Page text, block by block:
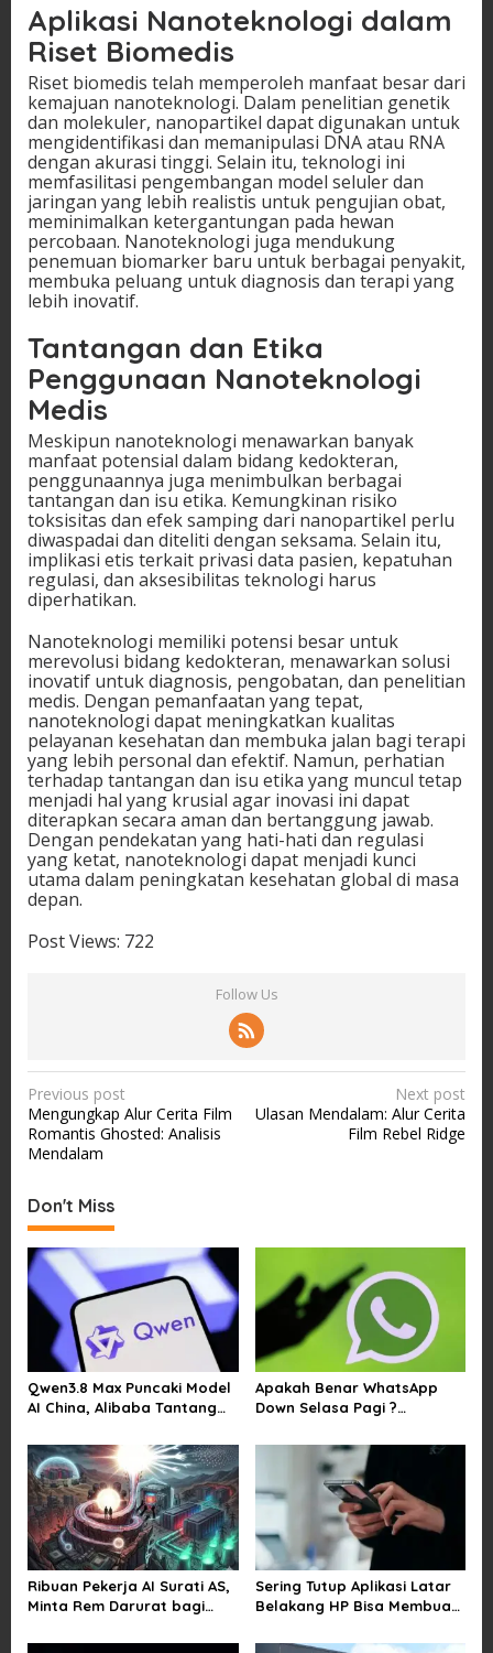
Aplikasi Nanoteknologi dalam
Riset Biomedis
Riset biomedis telah memperoleh manfaat besar dari
kemajuan nanoteknologi. Dalam penelitian genetik
dan molekuler, nanopartikel dapat digunakan untuk
mengidentifikasi dan memanipulasi DNA atau RNA
dengan akurasi tinggi. Selain itu, teknologi ini
memfasilitasi pengembangan model seluler dan
jaringan yang lebih realistis untuk pengujian obat,
meminimalkan ketergantungan pada hewan
percobaan. Nanoteknologi juga mendukung
penemuan biomarker baru untuk berbagai penyakit,
membuka peluang untuk diagnosis dan terapi yang
lebih inovatif.
Tantangan dan Etika
Penggunaan Nanoteknologi
Medis
Meskipun nanoteknologi menawarkan banyak
manfaat potensial dalam bidang kedokteran,
penggunaannya juga menimbulkan berbagai
tantangan dan isu etika. Kemungkinan risiko
toksisitas dan efek samping dari nanopartikel perlu
diwaspadai dan diteliti dengan seksama. Selain itu,
implikasi etis terkait privasi data pasien, kepatuhan
regulasi, dan aksesibilitas teknologi harus
diperhatikan.
Nanoteknologi memiliki potensi besar untuk
merevolusi bidang kedokteran, menawarkan solusi
inovatif untuk diagnosis, pengobatan, dan penelitian
medis. Dengan pemanfaatan yang tepat,
nanoteknologi dapat meningkatkan kualitas
pelayanan kesehatan dan membuka jalan bagi terapi
yang lebih personal dan efektif. Namun, perhatian
terhadap tantangan dan isu etika yang muncul tetap
menjadi hal yang krusial agar inovasi ini dapat
diterapkan secara aman dan bertanggung jawab.
Dengan pendekatan yang hati-hati dan regulasi
yang ketat, nanoteknologi dapat menjadi kunci
utama dalam peningkatan kesehatan global di masa
depan.
Post Views: 722
Follow Us
P
o
s
n
a
v
i
a
t
o
n
Previous post
Mengungkap Alur Cerita Film
Romantis Ghosted: Analisis
Mendalam
Next post
Ulasan Mendalam: Alur Cerita
Film Rebel Ridge
Don't Miss
Qwen3.8 Max Puncaki Model
AI China, Alibaba Tantang
Apakah Benar WhatsApp
Down Selasa Pagi ?
Gambar dan Video di
Sejumlah Wilayah
Ribuan Pekerja AI Surati AS,
Minta Rem Darurat bagi
Sering Tutup Aplikasi Latar
Belakang HP Bisa Membuat